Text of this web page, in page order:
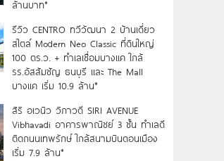
ล้านบาท*
รีวิว CENTRO ทวีวัฒนา 2 บ้านเดี่ยว
สไตล์ Modern Neo Classic ที่ดินใหญ่
100 ตร.ว. + ทำเลเชื่อมบางแค ใกล้
รร.อัสสัมชัญ ธนบุรี และ The Mall
บางแค เริ่ม 10.9 ล้าน*
สิริ อเวนิว วิภาวดี SIRI AVENUE
Vibhavadi อาคารพาณิชย์ 3 ชั้น ทำเลดี
ติดถนนเทพรักษ์ ใกล้สนามบินดอนเมือง
เริ่ม 7.9 ล้าน*